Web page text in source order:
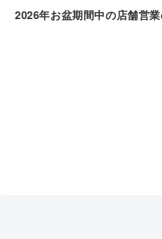
2026年お盆期間中の店舗営